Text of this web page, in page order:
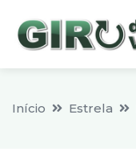
Início Estrela